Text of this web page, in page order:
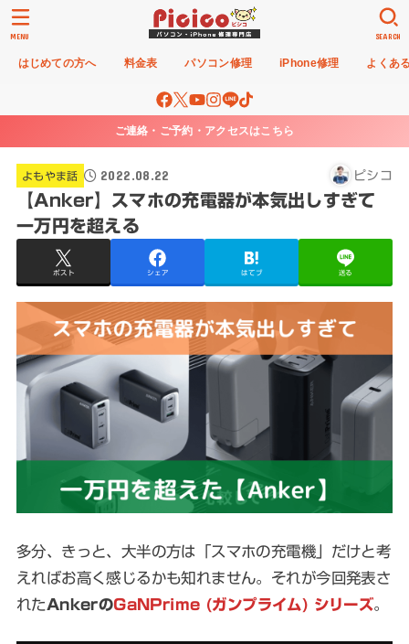
はじめての方へ 料金表 パソコン修理 iPhone修理 よくあ
SEARCH
MENU
ご連絡・ご予約・アクセスはこちら
よもやま話 2022.08.22 ピシコ
【Anker】スマホの充電器が本気出しすぎて
一万円を超える
ポスト シェア はてブ 送る
多分、きっと、大半の方は「スマホの充電機」だけと考
えればお高く感じるかも知れません。それが今回発表さ
れたAnkerのGaNPrime (ガンプライム) シリーズ。